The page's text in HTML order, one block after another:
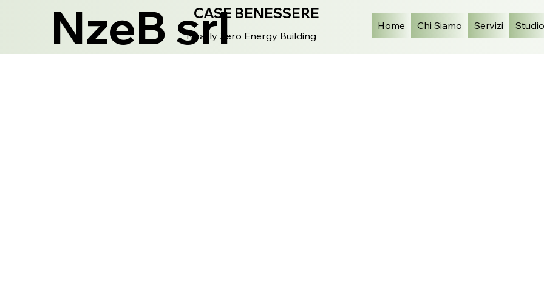
NzeB srlCASE BENESSERE
Nearly Zero Energy Building
Home Chi Siamo Servizi Studio